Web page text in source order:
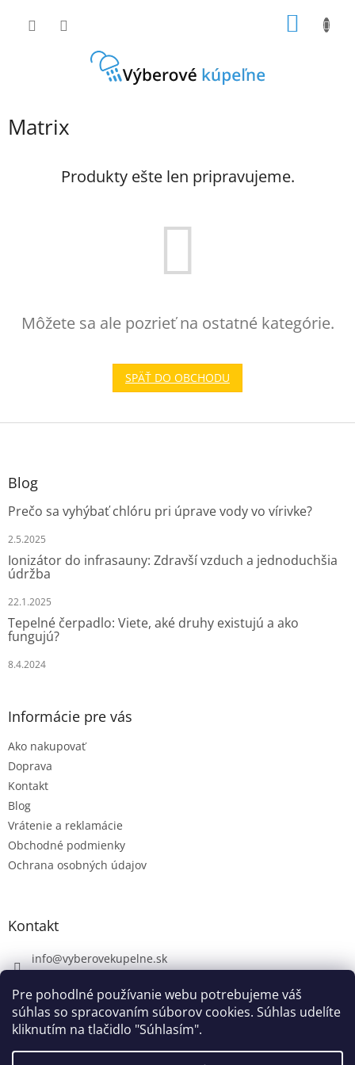
Pre pohodlné používanie webu potrebujeme váš
súhlas so spracovaním súborov cookies. Súhlas udelíte
kliknutím na tlačidlo "Súhlasím".
Matrix
Produkty ešte len pripravujeme.
Môžete sa ale pozrieť na ostatné kategórie.
SPÄŤ DO OBCHODU
Z
Blog
Prečo sa vyhýbať chlóru pri úprave vody vo vírivke?
2.5.2025
Ionizátor do infrasauny: Zdravší vzduch a jednoduchšia
údržba
22.1.2025
Tepelné čerpadlo: Viete, aké druhy existujú a ako
fungujú?
8.4.2024
Informácie pre vás
Ako nakupovať
Doprava
Kontakt
Blog
Vrátenie a reklamácie
Obchodné podmienky
Ochrana osobných údajov
Kontakt
info@vyberovekupelne.sk
https://www.facebook.com/vyberovekoupelny/